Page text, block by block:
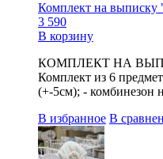
Комплект на выписку
3 590
В корзину
КОМПЛЕКТ НА
Комплект из 6
(+-5см); - комбинезон
В избранное В